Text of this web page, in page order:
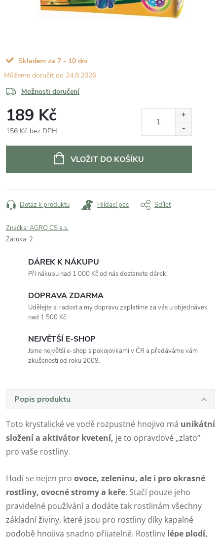
Skladem za 7 - 10 dní
24.8.2026
Možnosti doručení
189 Kč
156 Kč bez DPH
VLOŽIT DO KOŠÍKU
Dotaz k produktu Hlídací pes Sdílet
Značka: AGRO CS a.s.
Záruka: 2
DÁREK K NÁKUPU
Při nákupu nad 1 000 Kč od nás dostanete dárek.
DOPRAVA ZDARMA
Udělejte si radost a my dopravu zaplatíme za vás u objednávek
nad 1 500 Kč.
NEJVĚTŠÍ E-SHOP
Jsme největší e-shop s pokojovkami v ČR a předáváme vám
zkušenosti od roku 2009.
Popis produktu
Toto krystalické ve vodě rozpustné hnojivo má unikátní
složení a aktivátor kvetení, je to opravdové „zlato“
pro vaše rostliny.
Hodí se nejen pro ovoce, zeleninu, ale i pro okrasné
rostliny, ovocné stromy a keře. Stačí pouze jeho
pravidelné používání a dodáte tak rostlinám všechny
základní živiny, které jsou pro rostliny díky kapalné
podobě hnojiva snadno přijatelné. Rostliny lépe plodí,